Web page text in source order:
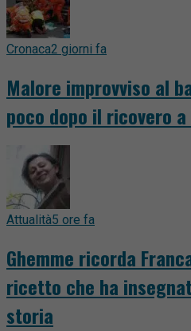
Cronaca2 giorni fa
Malore improvviso al
poco dopo il ricovero
Attualità5 ore fa
Ghemme ricorda
ricetto che ha
storia